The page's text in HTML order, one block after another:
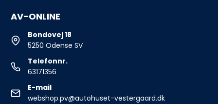
AV-ONLINE
Bondovej 18
5250 Odense SV
Telefonnr.
63171356
E-mail
webshop.pv@autohuset-vestergaard.dk